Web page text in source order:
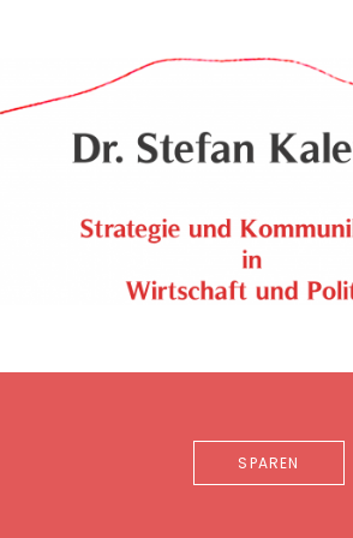
SPAREN